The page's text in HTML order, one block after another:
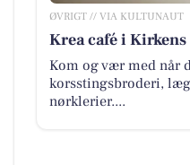
ØVRIGT // VIA KULTUNAUT
Krea café i Kirkens
Kom og vær med når
korsstingsbroderi,
nørklerier....